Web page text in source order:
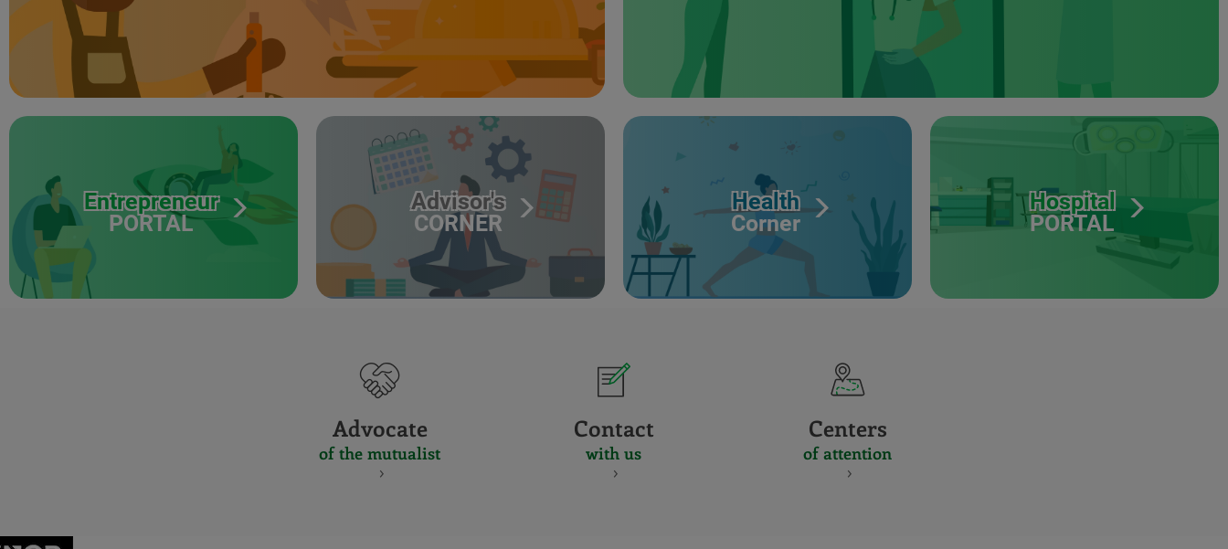
Entrepreneur
PORTAL
Advisor's
CORNER
Health
Corner
Hospital
PORTAL
Advocate
of the mutualist
Contact
with us
Centers
of attention